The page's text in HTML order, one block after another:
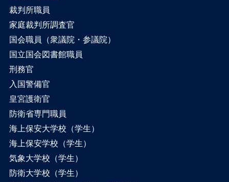
裁判所職員
家庭裁判所調査官
国会職員（衆議院・参議院）
国立国会図書館職員
刑務官
入国警備官
皇宮護衛官
防衛省専門職員
海上保安大学校（学生）
海上保安学校（学生）
気象大学校（学生）
防衛大学校（学生）